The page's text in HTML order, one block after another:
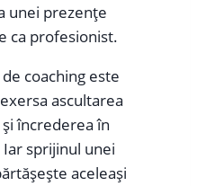
unei prezențe
ca profesionist.
coaching este
ascultarea
încrederea în
sprijinul unei
aceleași